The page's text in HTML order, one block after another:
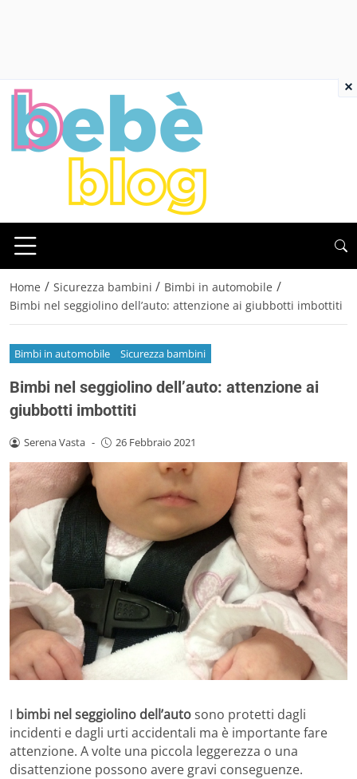
Home / Sicurezza bambini / Bimbi in automobile /
Bimbi nel seggiolino dell’auto: attenzione ai giubbotti imbottiti
Bimbi in automobile Sicurezza bambini
Bimbi nel seggiolino dell’auto: attenzione ai
giubbotti imbottiti
Serena Vasta - 26 Febbraio 2021
I bimbi nel seggiolino dell’autosono protetti dagli
incidenti e dagli urti accidentali ma è importante fare
attenzione. A volte una piccola leggerezza o una
disattenzione possono avere gravi conseguenze.
×